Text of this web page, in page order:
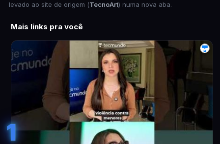
levado ao site de origem (TecnoArt) numa nova aba.
Mais links pra você
1